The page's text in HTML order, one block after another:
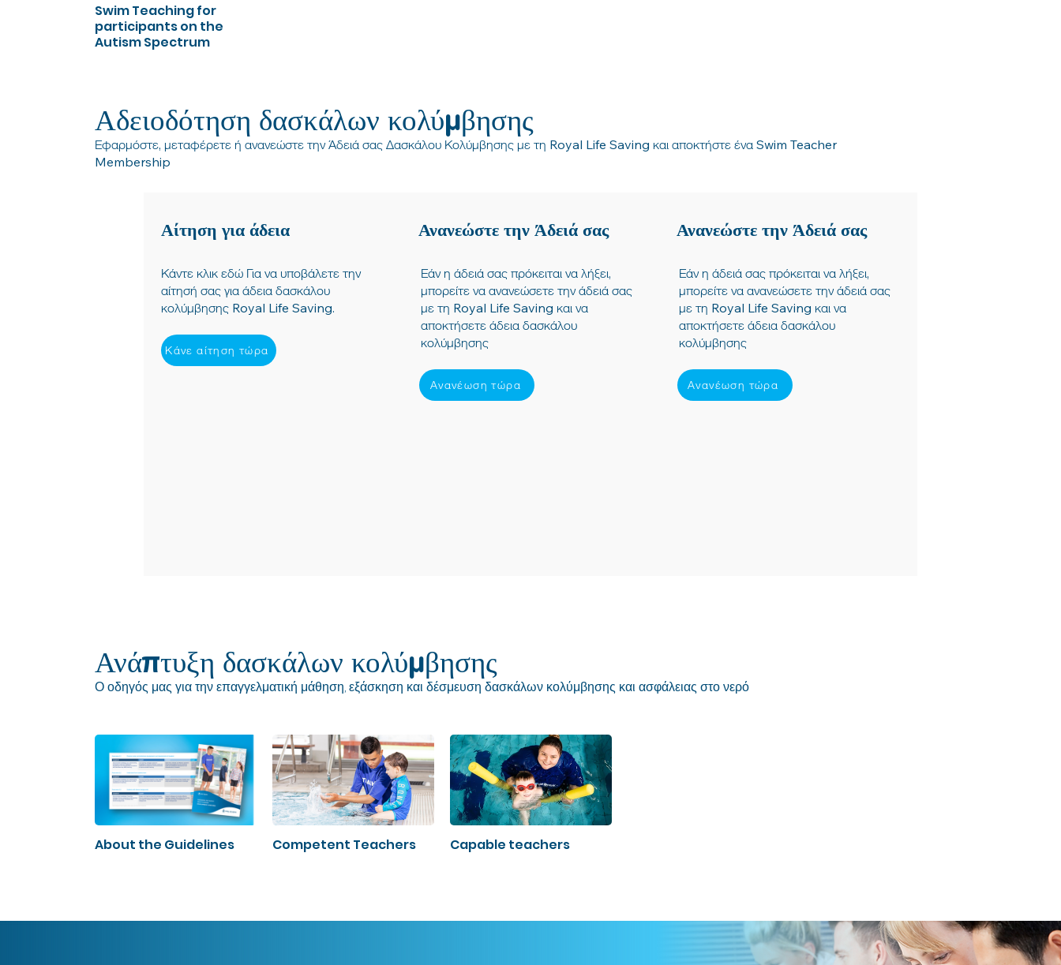
Swim Teaching for
participants on the
Autism Spectrum
Αδειοδότηση δασκάλων κολύμβησης
Εφαρμόστε, μεταφέρετε ή ανανεώστε την Άδειά σας Δασκάλου Κολύμβησης με τη Royal Life Saving και αποκτήστε ένα Swim Teacher
Membership
Αίτηση για άδεια
Κάντε κλικ εδώ Για να υποβάλετε την
αίτησή σας για άδεια δασκάλου
κολύμβησης Royal Life Saving.
Κάνε αίτηση τώρα
Ανανεώστε την Άδειά σας
Εάν η άδειά σας πρόκειται να λήξει,
μπορείτε να ανανεώσετε την άδειά σας
με τη Royal Life Saving και να
αποκτήσετε άδεια δασκάλου
κολύμβησης
Ανανέωση τώρα
Ανανεώστε την Άδειά σας
Εάν η άδειά σας πρόκειται να λήξει,
μπορείτε να ανανεώσετε την άδειά σας
με τη Royal Life Saving και να
αποκτήσετε άδεια δασκάλου
κολύμβησης
Ανανέωση τώρα
Ανάπτυξη δασκάλων κολύμβησης
Ο οδηγός μας για την επαγγελματική μάθηση, εξάσκηση και δέσμευση δασκάλων κολύμβησης και ασφάλειας στο νερό
About the Guidelines Competent Teachers Capable teachers